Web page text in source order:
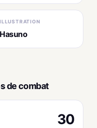
ILLUSTRATION
Hasuno
de combat
30